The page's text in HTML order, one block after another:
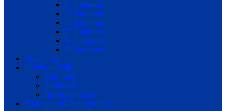
B-Junioren
C-Junioren
D-Junioren
E-Junioren
F-Junioren
G-Junioren
Basketball
Leichtathletik
Fitte Kids
Junioren
Sportabzeichen
Fitness und Gesundheit